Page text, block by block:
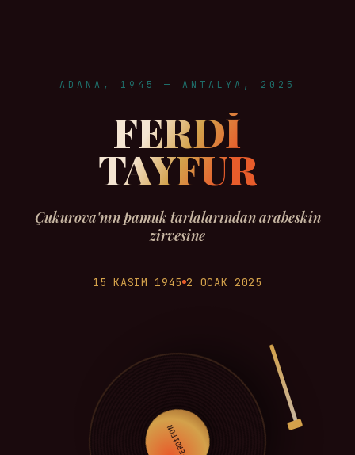
ADANA, 1945 — ANTALYA, 2025
FERDİ
TAYFUR
Çukurova'nın pamuk tarlalarından arabeskin
zirvesine
15 KASIM 1945 2 OCAK 2025